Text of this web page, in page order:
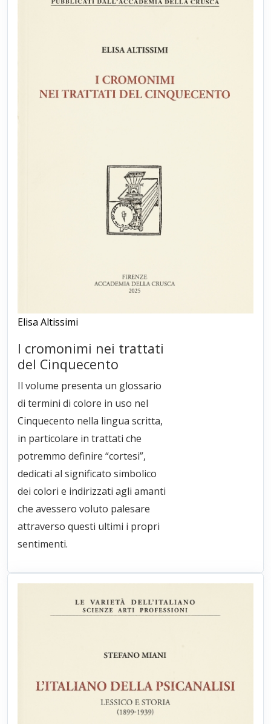
Elisa Altissimi
I cromonimi nei trattati
del Cinquecento
Il volume presenta un glossario
di termini di colore in uso nel
Cinquecento nella lingua scritta,
in particolare in trattati che
potremmo definire “cortesi”,
dedicati al significato simbolico
dei colori e indirizzati agli amanti
che avessero voluto palesare
attraverso questi ultimi i propri
sentimenti.